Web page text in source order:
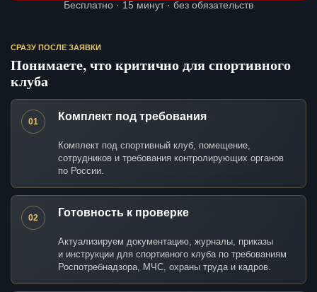
Бесплатно · 15 минут · без обязательств
СРАЗУ ПОСЛЕ ЗАЯВКИ
Понимаете, что критично для спортивного
клуба
01 Комплект под требования
Комплект под спортивный клуб, помещение,
сотрудников и требования контролирующих органов
по России.
02 Готовность к проверке
Актуализируем документацию, журналы, приказы
и инструкции для спортивного клуба по требованиям
Роспотребнадзора, МЧС, охраны труда и кадров.